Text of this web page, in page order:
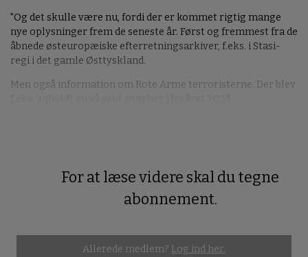
"Og det skulle være nu, fordi der er kommet rigtig mange
nye oplysninger frem de seneste år. Først og fremmest fra de
åbnede østeuropæiske efterretningsarkiver, f.eks. i Stasi-
regi i det gamle Østtyskland.
Men også information om Rote Arme terroristerne. Der blev
For at læse videre skal du tegne
abonnement.
Allerede medlem? Log ind her.